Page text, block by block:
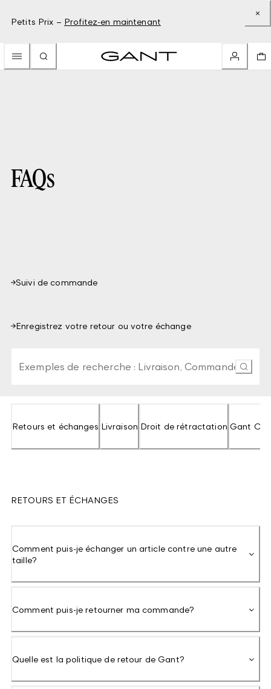
Petits Prix – Profitez-en maintenant
FAQs
Suivi de commande
Enregistrez votre retour ou votre échange
Retours et échanges Livraison Droit de rétractation Gant
RETOURS ET ÉCHANGES
Comment puis-je échanger un article contre une autre
taille?
Comment puis-je retourner ma commande?
Quelle est la politique de retour de Gant?